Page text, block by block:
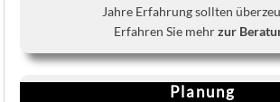
Jahre Erfahrung sollten
Erfahren Sie mehrzur
Planung